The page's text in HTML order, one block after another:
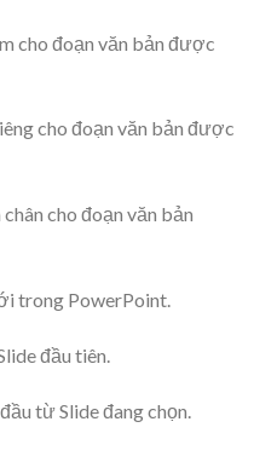
cho đoạn văn bản được
cho đoạn văn bản được
cho đoạn văn bản
trong PowerPoint.
đầu tiên.
từ Slide đang chọn.